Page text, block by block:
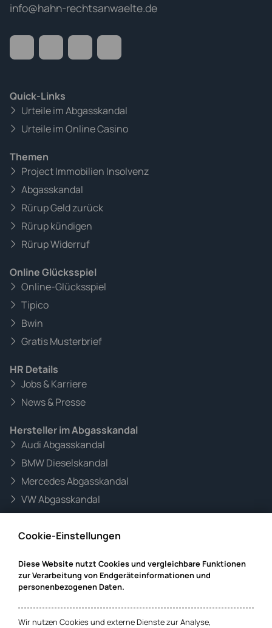
info@hahn-rechtsanwaelte.de
Quick-Links
Urteile im Abgasskandal
Urteile im Online Casino
Themen
Project Immobilien Insolvenz
Abgasskandal
Rürup Geld zurück
Rürup kündigen
Rürup Widerruf
Online Glücksspiel
Online-Glücksspiel
Tipico
Bwin
Gratis Musterbrief
HR Details
Jobs & Karriere
News & Presse
Hersteller im Abgasskandal
Audi Abgasskandal
BMW Dieselskandal
Mercedes Abgasskandal
VW Abgasskandal
Mandanteninformationen
Datenschutz
Impressum
Cookie-Einstellungen
Cookie-Einstellungen
Diese Website nutzt Cookies und vergleichbare Funktionen
zur Verarbeitung von Endgeräteinformationen und
personenbezogenen Daten.
Wir nutzen Cookies und externe Dienste zur Analyse,